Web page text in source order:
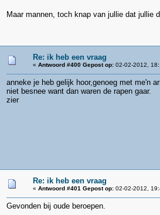
Maar mannen, toch knap van jullie dat
Re: ik heb een vraag
« Antwoord #400 Gepost op:02-02-2012,
anneke je heb gelijk hoor,genoeg met me'n
niet besnee want dan waren de rapen gaar.
zier
Re: ik heb een vraag
« Antwoord #401 Gepost op:02-02-2012,
Gevonden bij oude beroepen.